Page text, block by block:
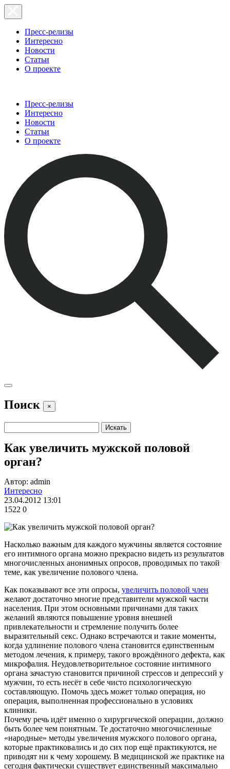
Пресс-релизы
Интересно
Новости
Статьи
О проекте
Пресс-релизы
Интересно
Новости
Статьи
О проекте
Поиск ×
Как увеличить мужской половой
орган?
Автор: admin
Интересно
23.04.2012 13:01
1522 0
Насколько важным для каждого мужчины является состояние
его интимного органа можно прекрасно видеть из результатов
многочисленных анонимных опросов, проводимых по такой
теме, как увеличение полового члена.
Как показывают все эти опросы, увеличить половой член
желают достаточно многие представители мужской части
населения. При этом основными причинами для таких
желаний являются повышение уровня внешней
привлекательности и стремление получить более
выразительный секс. Однако встречаются и такие моменты,
когда удлинение полового члена становится единственным
методом лечения, к примеру, такого врождённого дефекта, как
микрофалия. Неудовлетворительное состояние интимного
органа зачастую становится причиной стрессов и депрессий у
мужчин, то есть несёт в себе чисто психологическую
составляющую. Помочь здесь может только операция, но
операция, выполненная профессионально в условиях
клиники.
Почему речь идёт именно о хирургической операции, должно
быть более чем понятным. Те достаточно многочисленные
«народные» методы увеличения мужского полового органа,
которые практиковались и до сих пор ещё практикуются, не
приводят ни к чему хорошему. В медицинской же практике на
сегодня фактически существует единственный максимально